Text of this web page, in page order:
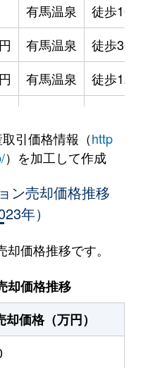
有馬温泉
徒歩10分
有馬温泉
徒歩3分
有馬温泉
徒歩12分
有馬温泉
徒歩12分
有馬温泉
有馬温泉
徒歩3分
有馬温泉
有馬温泉
引価格情報（http
）を加工して作成
ン売却価格推移
年）
価格推移です。
却価格推移
却価格（万円）